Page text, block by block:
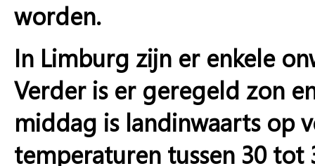
worden.
In Limburg zijn er enkele
Verder is er geregeld zon
middag is landinwaarts op
temperaturen tussen 30 tot